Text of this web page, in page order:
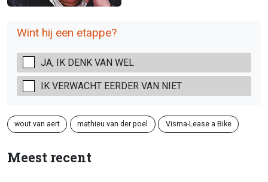
Wint hij een etappe?
JA, IK DENK VAN WEL
IK VERWACHT EERDER VAN NIET
wout van aert mathieu van der poel Visma-Lease a Bike
Meest recent